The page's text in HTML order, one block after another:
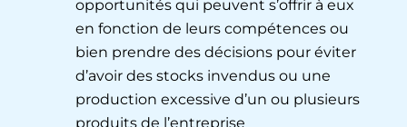
opportunités qui peuvent s’offrir à eux
en fonction de leurs compétences ou
bien prendre des décisions pour éviter
d’avoir des stocks invendus ou une
production excessive d’un ou plusieurs
produits de l’entreprise